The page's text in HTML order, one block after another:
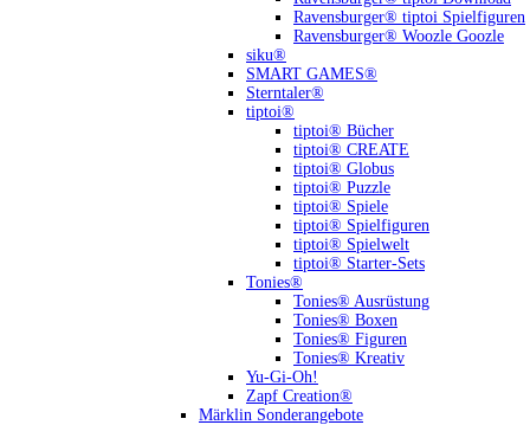
Ravensburger® tiptoi Spielfiguren
Ravensburger® Woozle Goozle
siku®
SMART GAMES®
Sterntaler®
tiptoi®
tiptoi® Bücher
tiptoi® CREATE
tiptoi® Globus
tiptoi® Puzzle
tiptoi® Spiele
tiptoi® Spielfiguren
tiptoi® Spielwelt
tiptoi® Starter-Sets
Tonies®
Tonies® Ausrüstung
Tonies® Boxen
Tonies® Figuren
Tonies® Kreativ
Yu-Gi-Oh!
Zapf Creation®
Märklin Sonderangebote